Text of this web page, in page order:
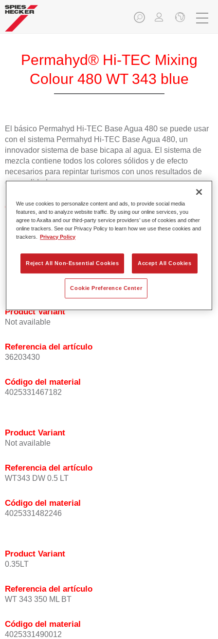
Permahyd® Hi-TEC Mixing
Colour 480 WT 343 blue
El básico Permahyd Hi-TEC Base Agua 480 se puede usar
con el sistema Permahyd Hi-TEC Base Agua 480, un
innovador sistema de base bicapa al agua. El sistema de
mezcla contiene todos los colores sólidos y de efecto
necesarios para repintar turismos con unos resultados de
gran calidad.
Características del producto
Fácil y rápido de aplicar.
Excepcional precisión del color con una orientación
homogénea de las partículas de efecto.
Difuminado fácil y seguro.
Muy buena cubrición.
Se usa para reparar colores de efecto OEM especiales.
Product Variant
Not available
Referencia del artículo
36203430
Código del material
4025331467182
Product Variant
Not available
Referencia del artículo
WT343 DW 0.5 LT
Código del material
4025331482246
Product Variant
0.35LT
Referencia del artículo
WT 343 350 ML BT
Código del material
4025331490012
We use cookies to personalize content and ads, to provide social media
features, and to analyze website traffic. By using our online services, you
agree to Axalta and our third-party service providers’ use of cookies and other
online trackers. See our Privacy Policy to learn how we use these cookies and
trackers.
Privacy Policy
Reject All Non-Essential Cookies Accept All Cookies
Cookie Preference Center